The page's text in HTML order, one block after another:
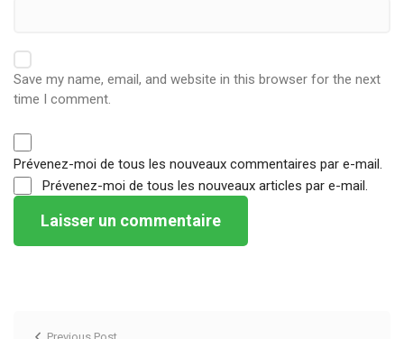
Save my name, email, and website in this browser for the next
time I comment.
Prévenez-moi de tous les nouveaux commentaires par e-mail.
Prévenez-moi de tous les nouveaux articles par e-mail.